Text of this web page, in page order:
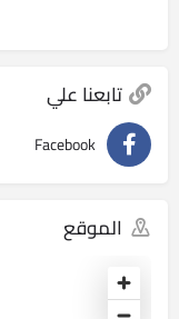
تابعنا علي
Facebook
الموقع